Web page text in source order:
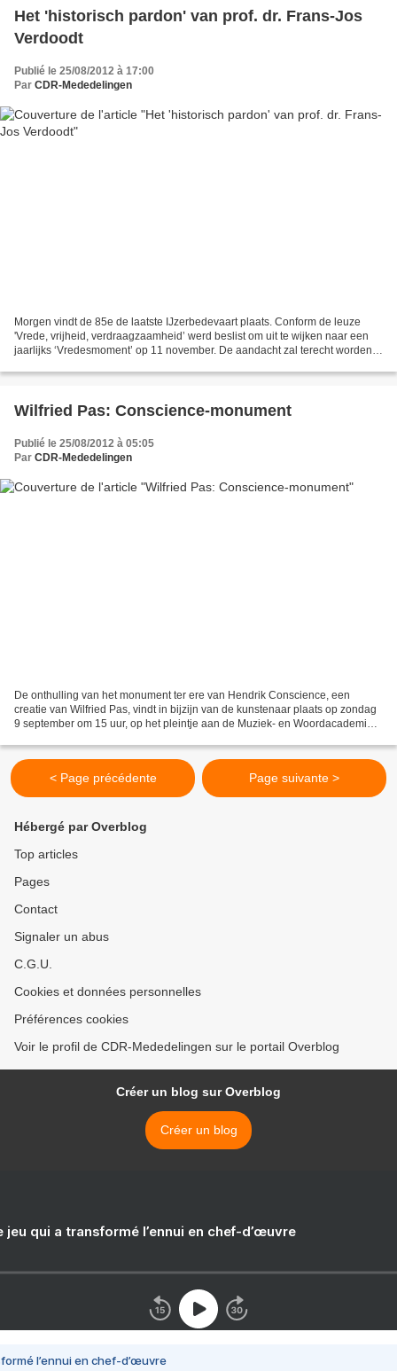
Het 'historisch pardon' van prof. dr. Frans-Jos
Verdoodt
Publié le 25/08/2012 à 17:00
Par CDR-Mededelingen
Morgen vindt de 85e de laatste IJzerbedevaart plaats. Conform de leuze
'Vrede, vrijheid, verdraagzaamheid’ werd beslist om uit te wijken naar een
jaarlijks ‘Vredesmoment’ op 11 november. De aandacht zal terecht worden
Wilfried Pas: Conscience-monument
Publié le 25/08/2012 à 05:05
Par CDR-Mededelingen
De onthulling van het monument ter ere van Hendrik Conscience, een
creatie van Wilfried Pas, vindt in bijzijn van de kunstenaar plaats op zondag
9 september om 15 uur, op het pleintje aan de Muziek- en Woordacademie
< Page précédente Page suivante >
Hébergé par Overblog
Top articles
Pages
Contact
Signaler un abus
C.G.U.
Cookies et données personnelles
Préférences cookies
Voir le profil de CDR-Mededelingen sur le portail Overblog
Créer un blog sur Overblog
Créer un blog
jeu qui a transformé l’ennui en chef-d’œuvre
l’ennui en chef-d’œuvre